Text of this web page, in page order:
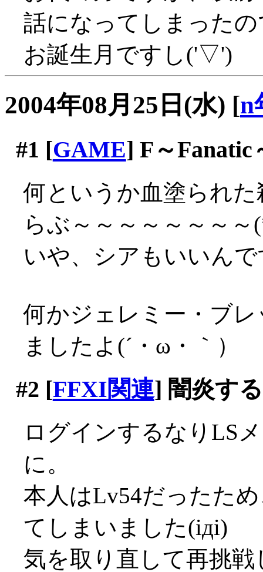
話になってしまった
お誕生月ですし('▽')
2004年08月25日(水) [n
#1 [GAME] F～Fanatic
何というか血塗られ
らぶ～～～～～～～
いや、シアもいいんで
何かジェレミー・ブ
ましたよ(´・ω・｀）
#2 [FFXI関連] 闇炎す
ログインするなりLS
に。
本人はLv54だったた
てしまいました(iдi)
気を取り直して再挑